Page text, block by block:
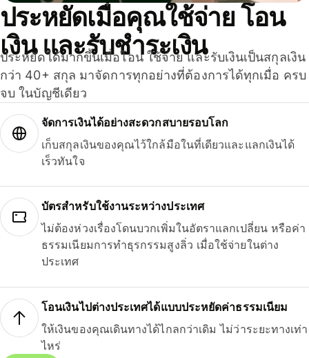
ประหยัดเมื่อคุณใช้จ่าย โอน
เงิน และรับชำระเงิน
ประหยัดได้มากขึ้นเมื่อโอน ใช้จ่าย และรับเงินเป็นสกุลเงิน
กว่า 40+ สกุล มาจัดการทุกอย่างที่ต้องการได้ทุกเมื่อ ครบ
จบ ในบัญชีเดียว
จัดการเงินได้อย่างสะดวกสบายรอบโลก
เก็บสกุลเงินของคุณไว้ใกล้มือในที่เดียวและแลกเงินได้
เร็วทันใจ
บัตรสำหรับใช้งานระหว่างประเทศ
ไม่ต้องห่วงเรื่องโดนบวกเพิ่มในอัตราแลกเปลี่ยน หรือค่า
ธรรมเนียมการทำธุรกรรมสูงลิ่ว เมื่อใช้จ่ายในต่าง
ประเทศ
โอนเงินไปต่างประเทศได้แบบประหยัดค่าธรรมเนียม
ให้เงินของคุณเดินทางได้ไกลกว่าเดิม ไม่ว่าระยะทางเท่า
ไหร่